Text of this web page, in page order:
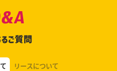
るご質問
リースについて